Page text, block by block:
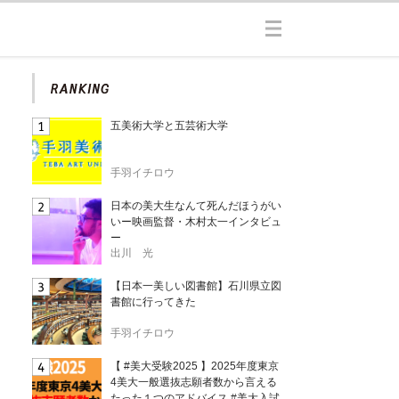
五美術大学と五芸術大学
手羽イチロウ
日本の美大生なんて死んだほうがい
いー映画監督・木村太一インタビュ
ー
出川 光
【日本一美しい図書館】石川県立図
書館に行ってきた
手羽イチロウ
【 #美大受験2025 】2025年度東京
4美大一般選抜志願者数から言える